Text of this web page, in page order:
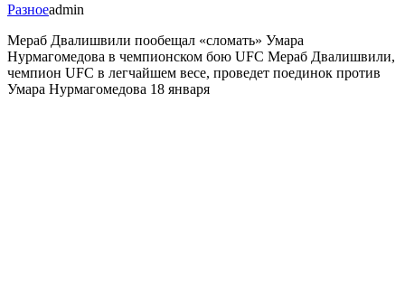
Разноеadmin
Мераб Двалишвили пообещал «сломать» Умара
Нурмагомедова в чемпионском бою UFC Мераб Двалишвили,
чемпион UFC в легчайшем весе, проведет поединок против
Умара Нурмагомедова 18 января